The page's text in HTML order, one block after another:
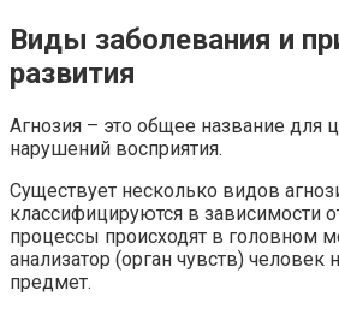
Виды заболевания и
развития
Агнозия – это общее название для
нарушений восприятия.
Существует несколько видов
классифицируются в зависимости
процессы происходят в головном
анализатор (орган чувств) человек
предмет.